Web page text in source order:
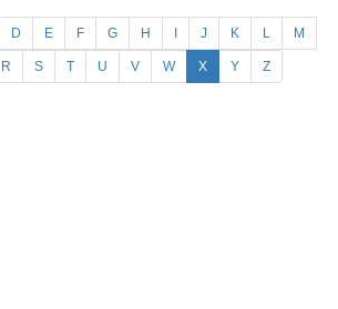
D E F G H J K L M
R S T U V W X Y Z